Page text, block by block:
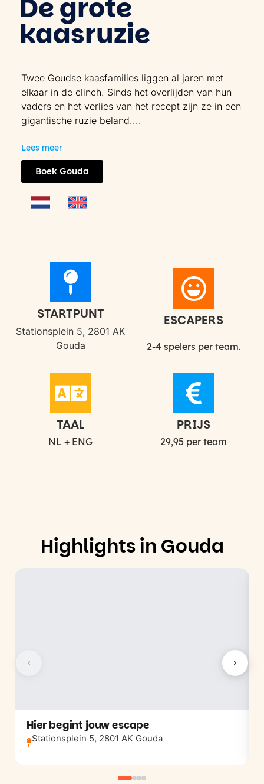
De grote
kaasruzie
Twee Goudse kaasfamilies liggen al jaren met
elkaar in de clinch. Sinds het overlijden van hun
vaders en het verlies van het recept zijn ze in een
gigantische ruzie beland....
Lees meer
Boek Gouda
STARTPUNT​
Stationsplein 5, 2801 AK
Gouda
ESCAPERS
2-4 spelers per team.
TAAL
NL + ENG
PRIJS
29,95 per team
Highlights in Gouda
Hier begint jouw escape
Stationsplein 5, 2801 AK Gouda